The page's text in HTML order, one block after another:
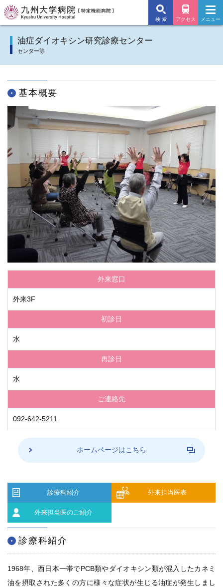
検 索 アクセス
九州大学病院TOP
診療科
施設・サービス
病院について
交通アクセス
よくあるご質問
学内向け情報
内視鏡外科手術
関連リンク
サイトポリシー
ENGLISH
〒812-8582 福岡市東区馬出3-1-1
メニュー
油症ダイオキシン研究診療センター
センター等
基本概要
外来窓口
外来3F
初診日
水
再診日
水
ご連絡先
092-642-5211
ホームページはこちら
診療科紹介 外来担当医表
外来担当医のご紹介
診療科紹介
1968年、西日本一帯でPCB類やダイオキシン類が混入したカネミ
油を摂取された多くの方に様々な症状が生じる油症が発生しまし